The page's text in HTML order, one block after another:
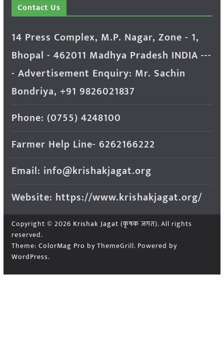
Contact Us
14 Press Complex, M.P. Nagar, Zone - 1,
Bhopal - 462011 Madhya Pradesh INDIA ---
- Advertisement Enquiry: Mr. Sachin
Bondriya, +91 9826021837
Phone: (0755) 4248100
Farmer Help Line- 6262166222
Email: info@krishakjagat.org
Website: https://www.krishakjagat.org/
Copyright © 2026 Krishak Jagat (कृषक जगत). All rights
reserved.
Theme: ColorMag Pro by ThemeGrill. Powered by
WordPress.